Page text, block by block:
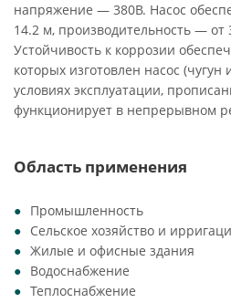
напряжение — 380В. Насос
14.2 м, производительность — от
Устойчивость к коррозии
которых изготовлен насос (чугун
условиях эксплуатации,
функционирует в непрерывном
Область применения
Промышленность
Сельское хозяйство и
Жилые и офисные здания
Водоснабжение
Теплоснабжение